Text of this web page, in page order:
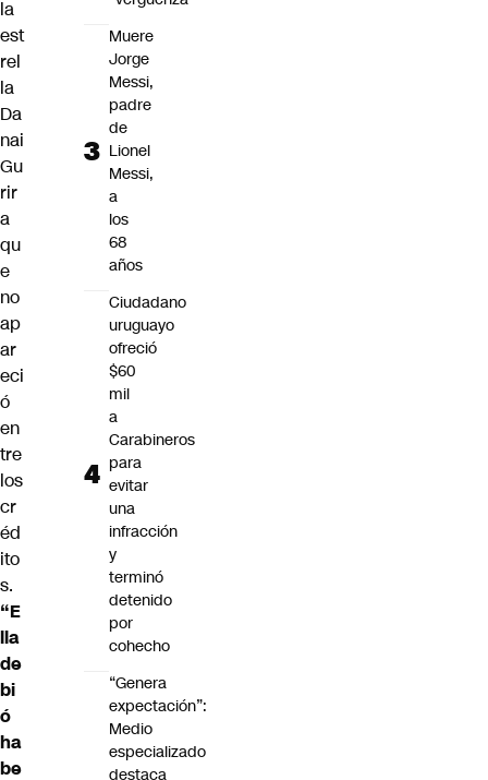
la
est
rel
la
Da
nai
Gu
rir
a
qu
e
no
ap
ar
eci
ó
en
tre
los
cr
éd
ito
s.
“E
lla
de
bi
ó
ha
be
Muere
Jorge
Messi,
padre
de
Lionel
Messi,
a
los
68
años
Ciudadano
uruguayo
ofreció
$60
mil
a
Carabineros
para
evitar
una
infracción
y
terminó
detenido
por
cohecho
“Genera
expectación”:
Medio
especializado
destaca